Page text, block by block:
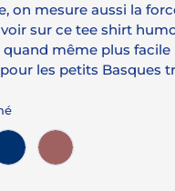
on mesure aussi la
sur ce tee shirt
quand même plus facile
les petits Basques
ROYALESIENNE